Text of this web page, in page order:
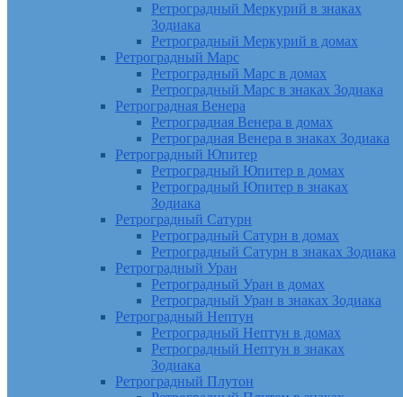
Ретроградный Меркурий в знаках
Зодиака
Ретроградный Меркурий в домах
Ретроградный Марс
Ретроградный Марс в домах
Ретроградный Марс в знаках Зодиака
Ретроградная Венера
Ретроградная Венера в домах
Ретроградная Венера в знаках Зодиака
Ретроградный Юпитер
Ретроградный Юпитер в домах
Ретроградный Юпитер в знаках
Зодиака
Ретроградный Сатурн
Ретроградный Сатурн в домах
Ретроградный Сатурн в знаках Зодиака
Ретроградный Уран
Ретроградный Уран в домах
Ретроградный Уран в знаках Зодиака
Ретроградный Нептун
Ретроградный Нептун в домах
Ретроградный Нептун в знаках
Зодиака
Ретроградный Плутон